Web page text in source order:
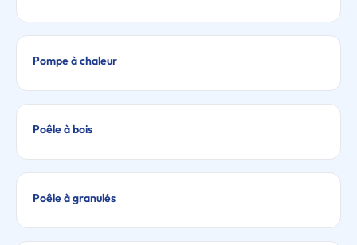
Pompe à chaleur
Poêle à bois
Poêle à granulés